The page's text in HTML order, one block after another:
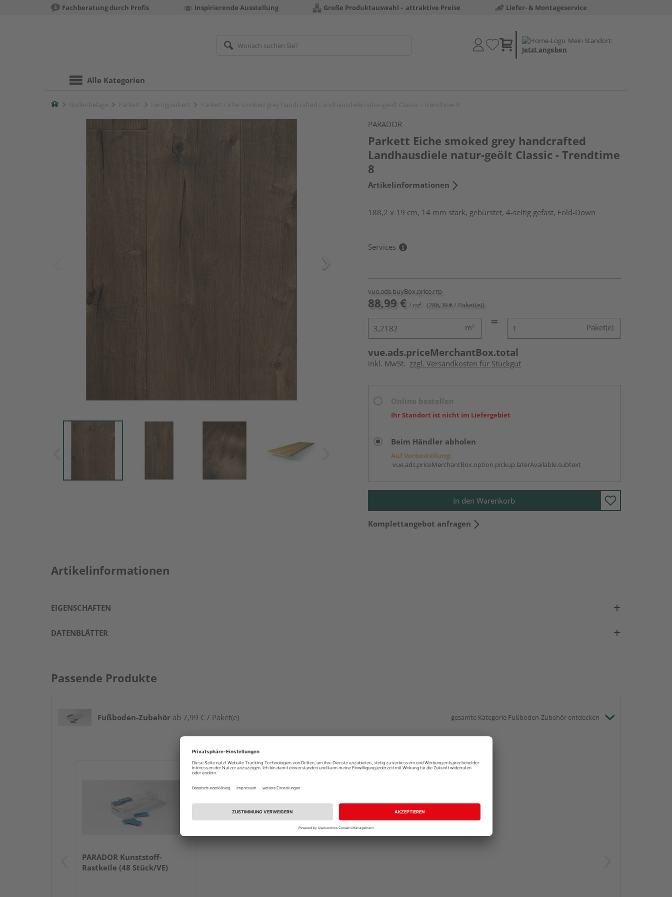
Fachberatung durch Profis Inspirierende Ausstellung Große Produktauswahl – attraktive Preise Liefer- & Montageservice
Mein Standort:
Jetzt angeben
Alle Kategorien
Home
PARADOR
Parkett Eiche smoked grey handcrafted
Landhausdiele natur-geölt Classic - Trendtime
8
Artikelinformationen
188,2 x 19 cm, 14 mm stark, gebürstet, 4-seitig gefast, Fold-Down
Services
vue.ads.buyBox.price.rrp
88,99 € / m² (286,39 € / Paket(e))
m² Paket(e)
vue.ads.priceMerchantBox.total
inkl. MwSt. zzgl. Versandkosten für Stückgut
Ihr Standort ist nicht im Liefergebiet
Beim Händler abholen
Auf Vorbestellung:
vue.ads.priceMerchantBox.option.pickup.laterAvailable.subtext
In den Warenkorb
Komplettangebot anfragen
Artikelinformationen
EIGENSCHAFTEN
DATENBLÄTTER
Passende Produkte
Fußboden-Zubehör ab 7,99 € / Paket(e) gesamte Kategorie Fußboden-Zubehör entdecken
PARADOR Kunststoff-
Rastkeile (48 Stück/VE)